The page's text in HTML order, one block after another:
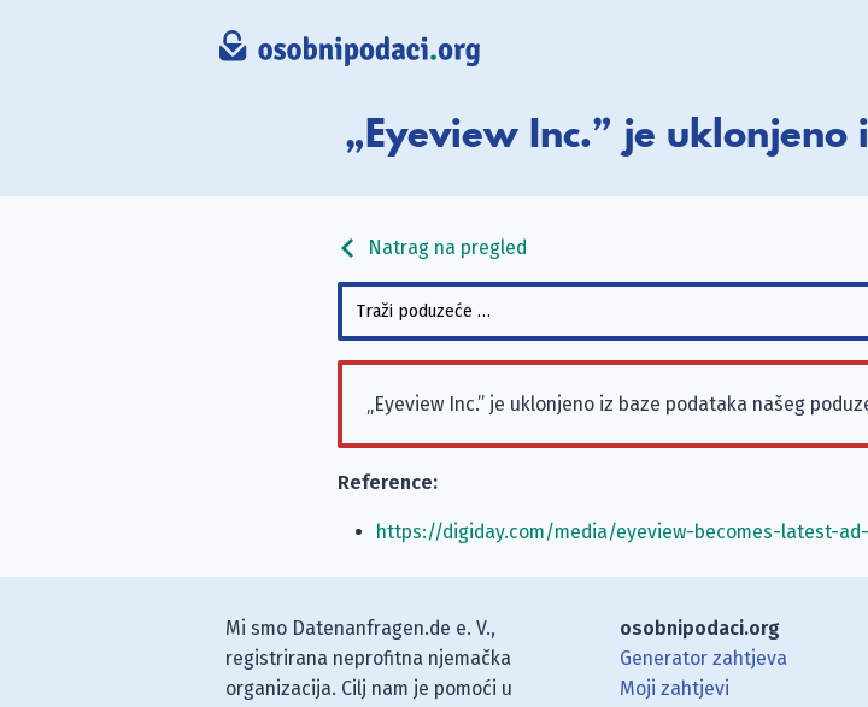
„Eyeview Inc.” je
Natrag na pregled
„Eyeview Inc.” je uklonjeno iz baze podataka našeg
Reference:
https://digiday.com/media/eyeview-becomes-latest-
Mi smo Datenanfragen.de e. V.,
registrirana neprofitna njemačka
organizacija. Cilj nam je pomoći u
osobnipodaci.org
Generator zahtjeva
Moji zahtjevi